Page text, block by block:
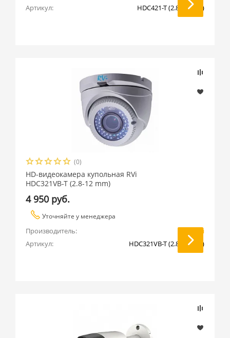
Артикул:
HDC421-T (2.8-12 mm)
(0)
HD-видеокамера купольная RVi
HDC321VB-T (2.8-12 mm)
4 950 руб.
Уточняйте у менеджера
Производитель:
RVi
Артикул:
HDC321VB-T (2.8-12 mm)